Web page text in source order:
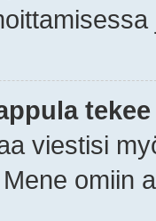
viestisi
omiin